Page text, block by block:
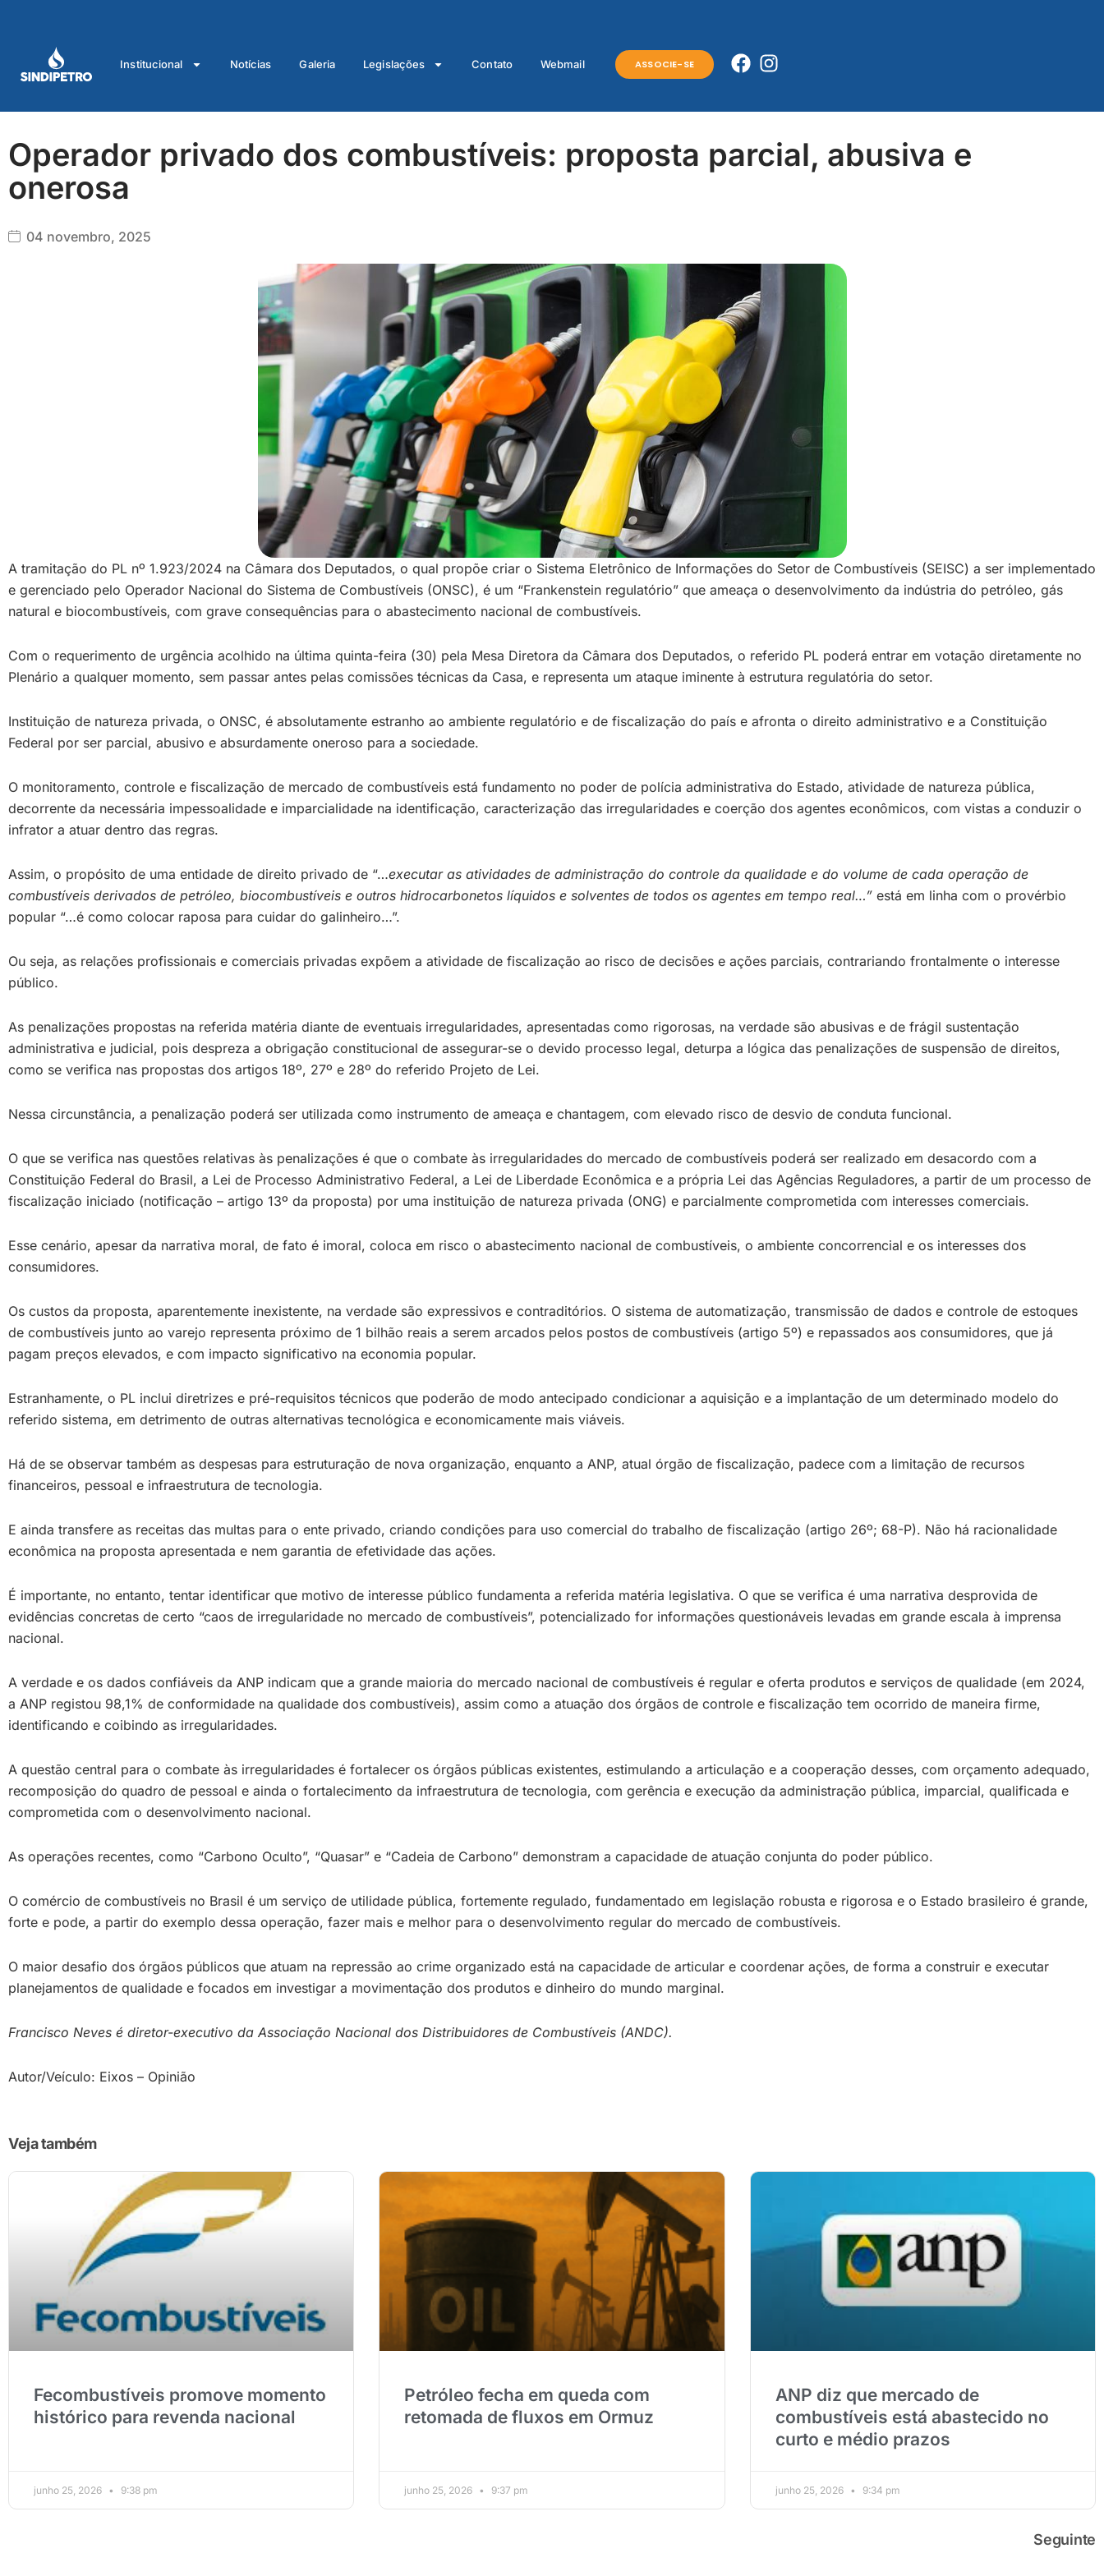
conteúdo
Institucional Notícias Galeria Legislações Contato Webmail ASSOCIE-SE Facebook
Instagram
Operador privado dos combustíveis: proposta parcial, abusiva e
onerosa
04 novembro, 2025
A tramitação do PL nº 1.923/2024 na Câmara dos Deputados, o qual propõe criar o Sistema Eletrônico de Informações do Setor de Combustíveis (SEISC) a ser implementado
e gerenciado pelo Operador Nacional do Sistema de Combustíveis (ONSC), é um “Frankenstein regulatório” que ameaça o desenvolvimento da indústria do petróleo, gás
natural e biocombustíveis, com grave consequências para o abastecimento nacional de combustíveis.
Com o requerimento de urgência acolhido na última quinta-feira (30) pela Mesa Diretora da Câmara dos Deputados, o referido PL poderá entrar em votação diretamente no
Plenário a qualquer momento, sem passar antes pelas comissões técnicas da Casa, e representa um ataque iminente à estrutura regulatória do setor.
Instituição de natureza privada, o ONSC, é absolutamente estranho ao ambiente regulatório e de fiscalização do país e afronta o direito administrativo e a Constituição
Federal por ser parcial, abusivo e absurdamente oneroso para a sociedade.
O monitoramento, controle e fiscalização de mercado de combustíveis está fundamento no poder de polícia administrativa do Estado, atividade de natureza pública,
decorrente da necessária impessoalidade e imparcialidade na identificação, caracterização das irregularidades e coerção dos agentes econômicos, com vistas a conduzir o
infrator a atuar dentro das regras.
Assim, o propósito de uma entidade de direito privado de “…executar as atividades de administração do controle da qualidade e do volume de cada operação de
combustíveis derivados de petróleo, biocombustíveis e outros hidrocarbonetos líquidos e solventes de todos os agentes em tempo real…” está em linha com o provérbio
popular “…é como colocar raposa para cuidar do galinheiro…”.
Ou seja, as relações profissionais e comerciais privadas expõem a atividade de fiscalização ao risco de decisões e ações parciais, contrariando frontalmente o interesse
público.
As penalizações propostas na referida matéria diante de eventuais irregularidades, apresentadas como rigorosas, na verdade são abusivas e de frágil sustentação
administrativa e judicial, pois despreza a obrigação constitucional de assegurar-se o devido processo legal, deturpa a lógica das penalizações de suspensão de direitos,
como se verifica nas propostas dos artigos 18º, 27º e 28º do referido Projeto de Lei.
Nessa circunstância, a penalização poderá ser utilizada como instrumento de ameaça e chantagem, com elevado risco de desvio de conduta funcional.
O que se verifica nas questões relativas às penalizações é que o combate às irregularidades do mercado de combustíveis poderá ser realizado em desacordo com a
Constituição Federal do Brasil, a Lei de Processo Administrativo Federal, a Lei de Liberdade Econômica e a própria Lei das Agências Reguladores, a partir de um processo de
fiscalização iniciado (notificação – artigo 13º da proposta) por uma instituição de natureza privada (ONG) e parcialmente comprometida com interesses comerciais.
Esse cenário, apesar da narrativa moral, de fato é imoral, coloca em risco o abastecimento nacional de combustíveis, o ambiente concorrencial e os interesses dos
consumidores.
Os custos da proposta, aparentemente inexistente, na verdade são expressivos e contraditórios. O sistema de automatização, transmissão de dados e controle de estoques
de combustíveis junto ao varejo representa próximo de 1 bilhão reais a serem arcados pelos postos de combustíveis (artigo 5º) e repassados aos consumidores, que já
pagam preços elevados, e com impacto significativo na economia popular.
Estranhamente, o PL inclui diretrizes e pré-requisitos técnicos que poderão de modo antecipado condicionar a aquisição e a implantação de um determinado modelo do
referido sistema, em detrimento de outras alternativas tecnológica e economicamente mais viáveis.
Há de se observar também as despesas para estruturação de nova organização, enquanto a ANP, atual órgão de fiscalização, padece com a limitação de recursos
financeiros, pessoal e infraestrutura de tecnologia.
E ainda transfere as receitas das multas para o ente privado, criando condições para uso comercial do trabalho de fiscalização (artigo 26º; 68-P). Não há racionalidade
econômica na proposta apresentada e nem garantia de efetividade das ações.
É importante, no entanto, tentar identificar que motivo de interesse público fundamenta a referida matéria legislativa. O que se verifica é uma narrativa desprovida de
evidências concretas de certo “caos de irregularidade no mercado de combustíveis”, potencializado for informações questionáveis levadas em grande escala à imprensa
nacional.
A verdade e os dados confiáveis da ANP indicam que a grande maioria do mercado nacional de combustíveis é regular e oferta produtos e serviços de qualidade (em 2024,
a ANP registou 98,1% de conformidade na qualidade dos combustíveis), assim como a atuação dos órgãos de controle e fiscalização tem ocorrido de maneira firme,
identificando e coibindo as irregularidades.
A questão central para o combate às irregularidades é fortalecer os órgãos públicas existentes, estimulando a articulação e a cooperação desses, com orçamento adequado,
recomposição do quadro de pessoal e ainda o fortalecimento da infraestrutura de tecnologia, com gerência e execução da administração pública, imparcial, qualificada e
comprometida com o desenvolvimento nacional.
As operações recentes, como “Carbono Oculto”, “Quasar” e “Cadeia de Carbono” demonstram a capacidade de atuação conjunta do poder público.
O comércio de combustíveis no Brasil é um serviço de utilidade pública, fortemente regulado, fundamentado em legislação robusta e rigorosa e o Estado brasileiro é grande,
forte e pode, a partir do exemplo dessa operação, fazer mais e melhor para o desenvolvimento regular do mercado de combustíveis.
O maior desafio dos órgãos públicos que atuam na repressão ao crime organizado está na capacidade de articular e coordenar ações, de forma a construir e executar
planejamentos de qualidade e focados em investigar a movimentação dos produtos e dinheiro do mundo marginal.
Francisco Neves é diretor-executivo da Associação Nacional dos Distribuidores de Combustíveis (ANDC).
Autor/Veículo: Eixos – Opinião
Veja também
Fecombustíveis promove momento
histórico para revenda nacional
junho 25, 2026 9:38 pm
Petróleo fecha em queda com
retomada de fluxos em Ormuz
junho 25, 2026 9:37 pm
ANP diz que mercado de
combustíveis está abastecido no
curto e médio prazos
junho 25, 2026 9:34 pm
Seguinte